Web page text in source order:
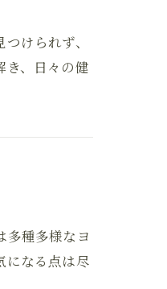
けられず、
き、日々の健
多種多様なヨ
になる点は尽